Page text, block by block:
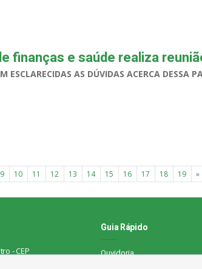
finanças e saúde realiza
ESCLARECIDAS AS DÚVIDAS ACERCA DESSA
9 10 11 12 13 14 15 16 17 18 19 »
- CEP
Guia Rápido
Ouvidoria